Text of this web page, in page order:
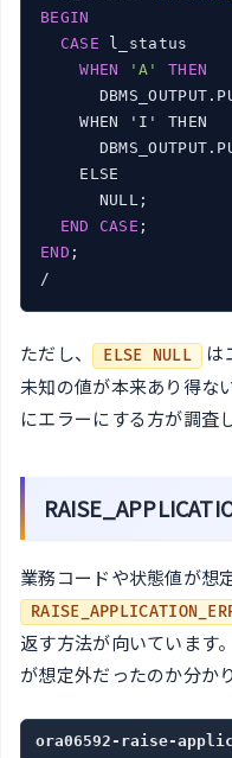
BEGIN
CASE l_status
WHEN
'A'
THEN
    WHEN 'I' THEN
    ELSE
      NULL;
END
CASE
END ;
/
ただし、 ELSE NULL は
未知の値が本来あり得な
にエラーにする方が調査
業務コードや状態値が想
返す方法が向いています
が想定外だったのか分か
ora06592-raise-